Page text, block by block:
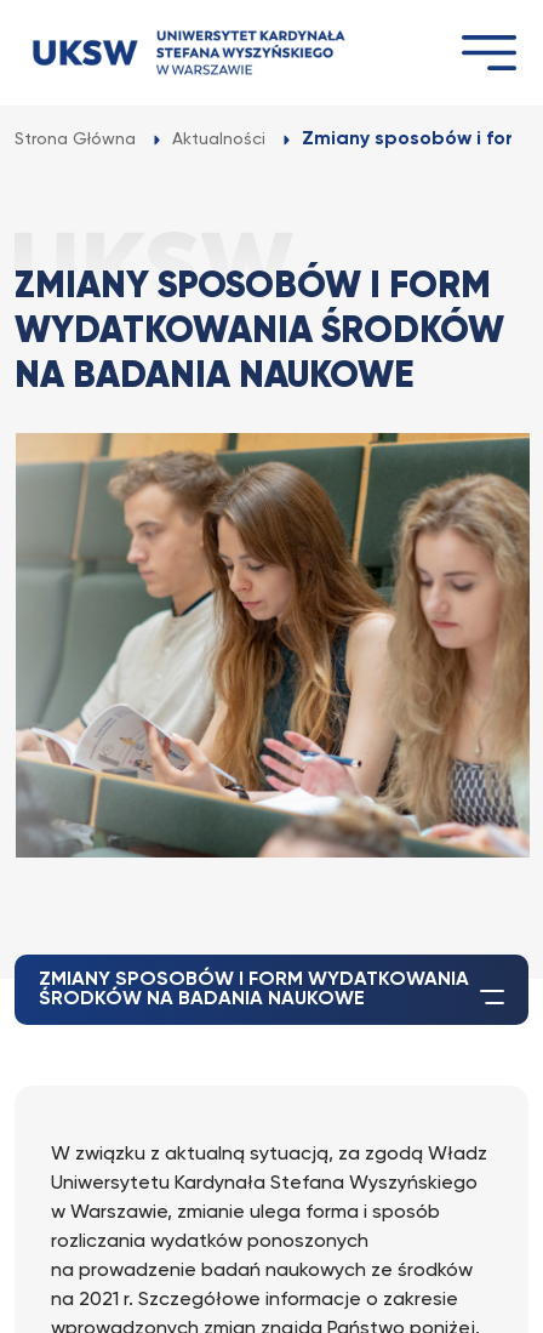
Strona Główna Aktualności Zmiany sposobów i form
ZMIANY SPOSOBÓW I FORM
WYDATKOWANIA ŚRODKÓW
NA BADANIA NAUKOWE
ZMIANY SPOSOBÓW I FORM WYDATKOWANIA
ŚRODKÓW NA BADANIA NAUKOWE
W związku z aktualną sytuacją, za zgodą Władz
Uniwersytetu Kardynała Stefana Wyszyńskiego
w Warszawie, zmianie ulega forma i sposób
rozliczania wydatków ponoszonych
na prowadzenie badań naukowych ze środków
na 2021 r. Szczegółowe informacje o zakresie